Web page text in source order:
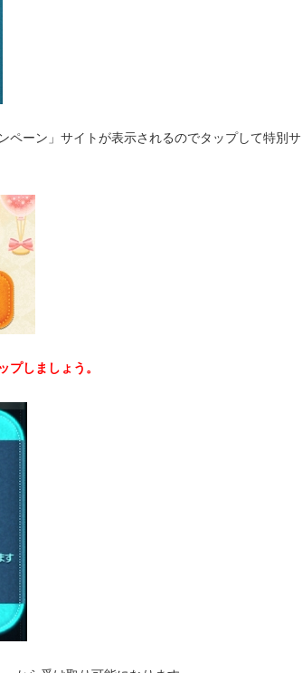
ペーン」サイトが表示されるのでタップして特別サ
プしましょう。